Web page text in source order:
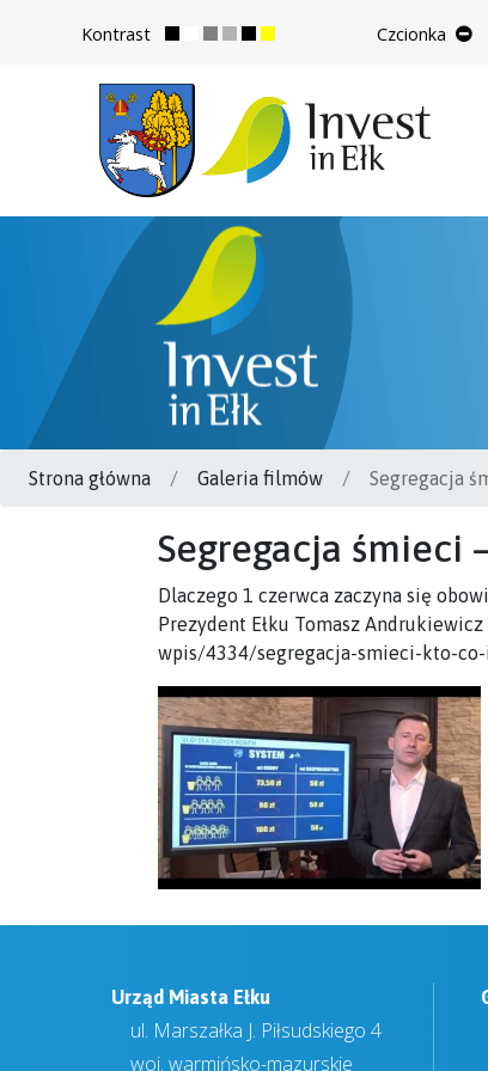
Kontrast Czcionka
Strona główna Galeria filmów Segregacja
Segregacja śmieci
Dlaczego 1 czerwca zaczyna się
Prezydent Ełku Tomasz
wpis/4334/segregacja-smieci-kto-
Urząd Miasta Ełku
ul. Marszałka J. Piłsudskiego 4
woj. warmińsko-mazurskie